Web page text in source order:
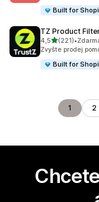
Built for
TZ Product
4,5z 5 hvězd
(221)
Celkový počet
•
Zvyšte prodej
Built for
1 2